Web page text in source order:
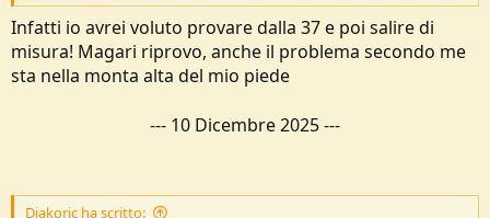
Infatti io avrei voluto provare dalla 37 e poi salire di
misura! Magari riprovo, anche il problema secondo me
sta nella monta alta del mio piede
--- 10 Dicembre 2025---
Djakoric ha scritto: